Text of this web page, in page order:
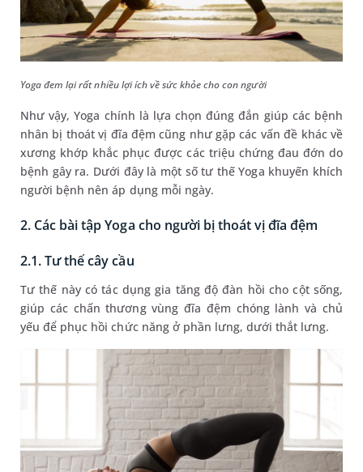
Yoga đem lại rất nhiều lợi ích về sức khỏe cho con người
Như vậy, Yoga chính là lựa chọn đúng đắn giúp các bệnh
nhân bị thoát vị đĩa đệm cũng như gặp các vấn đề khác về
xương khớp khắc phục được các triệu chứng đau đớn do
bệnh gây ra. Dưới đây là một số tư thế Yoga khuyến khích
người bệnh nên áp dụng mỗi ngày.
2. Các bài tập Yoga cho người bị thoát vị đĩa đệm
2.1. Tư thế cây cầu
Tư thế này có tác dụng gia tăng độ đàn hồi cho cột sống,
giúp các chấn thương vùng đĩa đệm chóng lành và chủ
yếu để phục hồi chức năng ở phần lưng, dưới thắt lưng.